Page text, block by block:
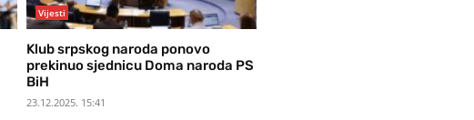
Vijesti
Klub srpskog naroda ponovo
prekinuo sjednicu Doma naroda PS
BiH
23.12.2025. 15:41